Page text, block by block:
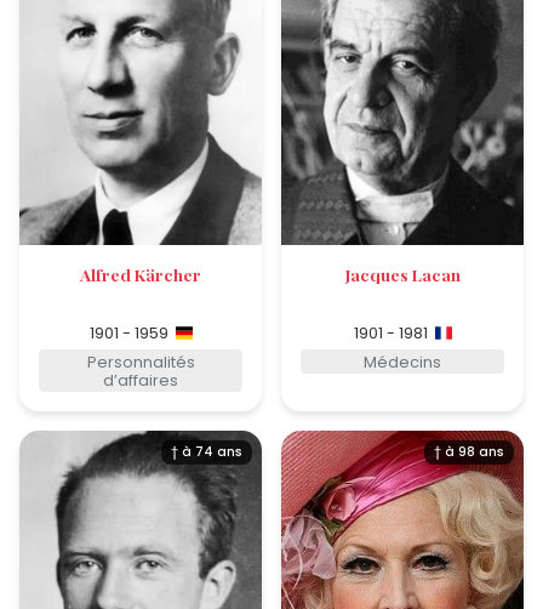
Alfred Kärcher
1901 - 1959
Personnalités
d’affaires
Jacques Lacan
1901 - 1981
Médecins
† à 74 ans † à 98 ans